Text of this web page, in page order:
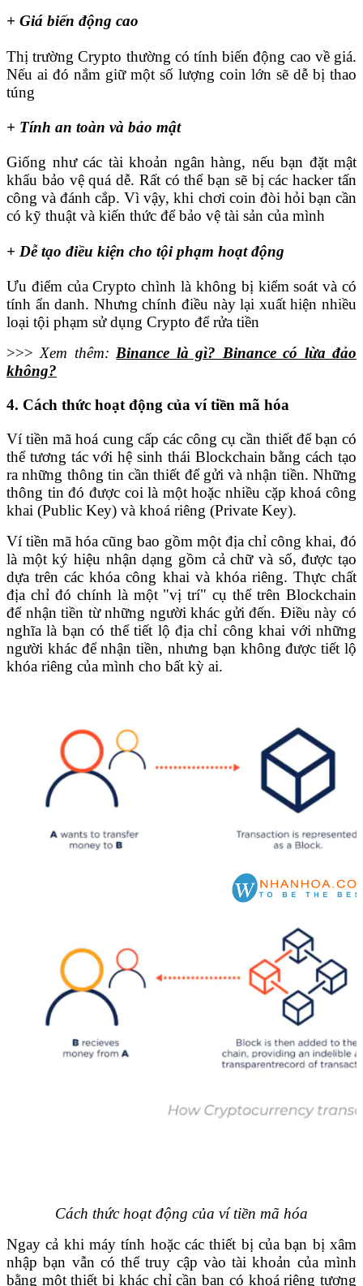
+ Giá biến động cao
Thị trường Crypto thường có tính biến động cao về giá.
Nếu ai đó nắm giữ một số lượng coin lớn sẽ dễ bị thao
túng
+ Tính an toàn và bảo mật
Giống như các tài khoản ngân hàng, nếu bạn đặt mật
khẩu bảo vệ quá dễ. Rất có thể bạn sẽ bị các hacker tấn
công và đánh cắp. Vì vậy, khi chơi coin đòi hỏi bạn cần
có kỹ thuật và kiến thức để bảo vệ tài sản của mình
+ Dễ tạo điều kiện cho tội phạm hoạt động
Ưu điểm của Crypto chình là không bị kiểm soát và có
tính ẩn danh. Nhưng chính điều này lại xuất hiện nhiều
loại tội phạm sử dụng Crypto để rửa tiền
>>> Xem thêm: Binance là gì? Binance có lừa đảo
không?
4. Cách thức hoạt động của ví tiền mã hóa
Ví tiền mã hoá cung cấp các công cụ cần thiết để bạn có
thể tương tác với hệ sinh thái Blockchain bằng cách tạo
ra những thông tin cần thiết để gửi và nhận tiền. Những
thông tin đó được coi là một hoặc nhiều cặp khoá công
khai (Public Key) và khoá riêng (Private Key).
Ví tiền mã hóa cũng bao gồm một địa chỉ công khai, đó
là một ký hiệu nhận dạng gồm cả chữ và số, được tạo
dựa trên các khóa công khai và khóa riêng. Thực chất
địa chỉ đó chính là một "vị trí" cụ thể trên Blockchain
để nhận tiền từ những người khác gửi đến. Điều này có
nghĩa là bạn có thể tiết lộ địa chỉ công khai với những
người khác để nhận tiền, nhưng bạn không được tiết lộ
khóa riêng của mình cho bất kỳ ai.
Cách thức hoạt động của ví tiền mã hóa
Ngay cả khi máy tính hoặc các thiết bị của bạn bị xâm
nhập bạn vẫn có thể truy cập vào tài khoản của mình
bằng một thiết bị khác chỉ cần bạn có khoá riêng tương